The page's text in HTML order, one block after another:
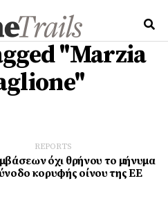
"Marzia
REPORTS
όχι θρήνου το μήνυμα
κορυφής οίνου της ΕΕ